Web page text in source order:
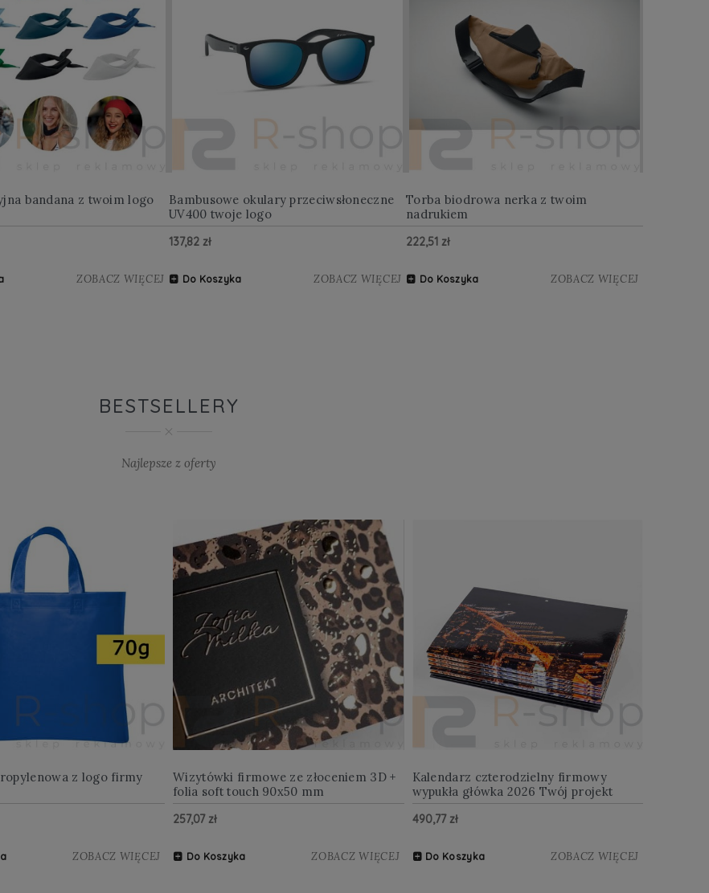
bandana z twoim logo
ZOBACZ WIĘCEJ
Bambusowe okulary przeciwsłoneczne
UV400 twoje logo
137,82 zł
Do Koszyka ZOBACZ WIĘCEJ
Torba biodrowa nerka z twoim
nadrukiem
222,51 zł
Do Koszyka ZOBACZ WIĘCEJ
BESTSELLERY
Najlepsze z oferty
z logo firmy
ZOBACZ WIĘCEJ
Wizytówki firmowe ze złoceniem 3D +
folia soft touch 90x50 mm
257,07 zł
Do Koszyka ZOBACZ WIĘCEJ
Kalendarz czterodzielny firmowy
wypukła główka 2026 Twój projekt
490,77 zł
Do Koszyka ZOBACZ WIĘCEJ